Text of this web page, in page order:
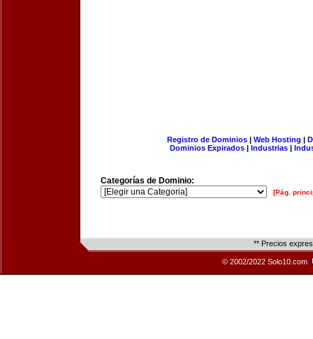
Registro de Dominios| Web Hosting |
Dominios Expirados | Industrias |
Categorías de Dominio:
[Pág.
** Precios
© 2002/2022 Solo10.com